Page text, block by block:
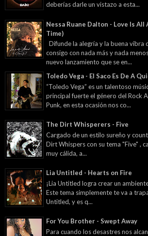
deberías darle un vistazo a esta...
Nessa Ruane Dalton - Love Is
Time)
Difunde la alegría y la buena vibra
consigo con nada más y nada
nuevo lanzamiento que se en...
Toledo Vega - El Saco Es De A
“Toledo Vega” es un talentoso
principal fuerte el género del Rock
Punk, en esta ocasión nos co...
The Dirt Whisperers - Five
Cargado de un estilo sureño y
Dirt Whispers con su tema "Five" ,
muy cálida, a...
Lia Untitled - Hearts on Fire
¡Lia Untitled logra crear un
Este tema simplemente te va a
Untitled, y es q...
For You Brother - Swept Away
Para cuando los desastres nos